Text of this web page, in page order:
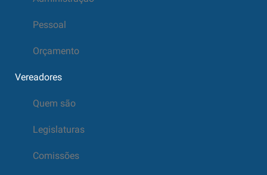
Pessoal
Orçamento
Vereadores
Quem são
Legislaturas
Comissões